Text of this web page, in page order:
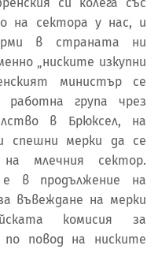
на сектора у нас, и
в страната ни
„ниските изкупни
министър се
работна група чрез
в Брюксел, на
спешни мерки да се
млечния сектор.
в продължение на
въвеждане на мерки
комисия за
по повод на ниските